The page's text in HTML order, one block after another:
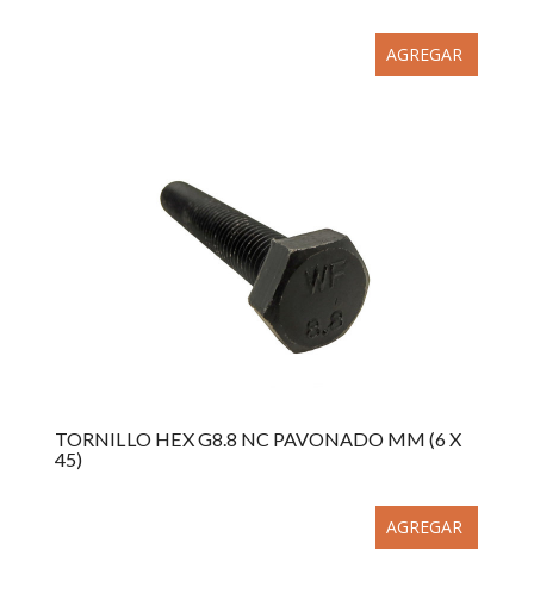
AGREGAR
TORNILLO HEX G8.8 NC PAVONADO MM (6 X
45)
AGREGAR